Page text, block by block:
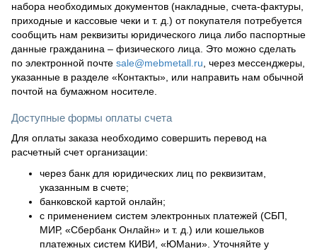
набора необходимых документов (накладные, счета-фактуры,
приходные и кассовые чеки и т. д.) от покупателя потребуется
сообщить нам реквизиты юридического лица либо паспортные
данные гражданина – физического лица. Это можно сделать
по электронной почте sale@mebmetall.ru , через мессенджеры,
указанные в разделе «Контакты», или направить нам обычной
почтой на бумажном носителе.
Доступные формы оплаты счета
Для оплаты заказа необходимо совершить перевод на
расчетный счет организации:
через банк для юридических лиц по реквизитам,
указанным в счете;
банковской картой онлайн;
с применением систем электронных платежей (СБП,
МИР, «Сбербанк Онлайн» и т. д.) или кошельков
платежных систем КИВИ, «ЮМани». Уточняйте у